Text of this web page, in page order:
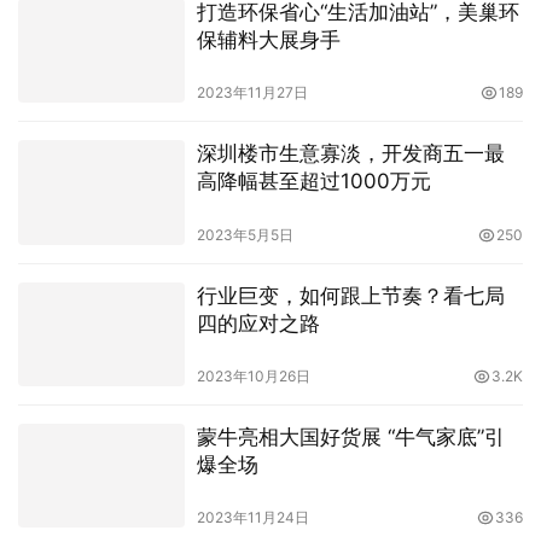
打造环保省心“生活加油站”，美巢环
保辅料大展身手
2023年11月27日 189
深圳楼市生意寡淡，开发商五一最
高降幅甚至超过1000万元
2023年5月5日 250
行业巨变，如何跟上节奏？看七局
四的应对之路
2023年10月26日 3.2K
蒙牛亮相大国好货展 “牛气家底”引
爆全场
2023年11月24日 336